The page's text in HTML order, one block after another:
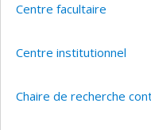
Centre facultaire
Centre institutionnel
Chaire de recherche